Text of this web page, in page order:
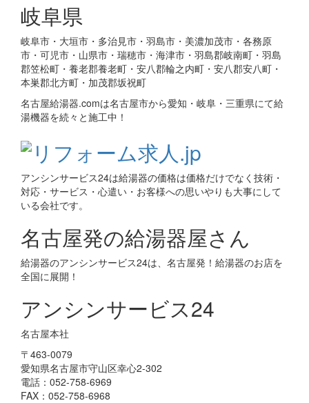
岐阜県
岐阜市・大垣市・多治見市・羽島市・美濃加茂市・各務原
市・可児市・山県市・瑞穂市・海津市・羽島郡岐南町・羽島
郡笠松町・養老郡養老町・安八郡輪之内町・安八郡安八町・
本巣郡北方町・加茂郡坂祝町
名古屋給湯器.comは名古屋市から愛知・岐阜・三重県にて給
湯機器を続々と施工中！
アンシンサービス24は給湯器の価格は価格だけでなく技術・
対応・サービス・心遣い・お客様への思いやりも大事にして
いる会社です。
名古屋発の給湯器屋さん
給湯器のアンシンサービス24は、名古屋発！給湯器のお店を
全国に展開！
アンシンサービス24
名古屋本社
〒463-0079
愛知県名古屋市守山区幸心2-302
電話：052-758-6969
FAX：052-758-6968